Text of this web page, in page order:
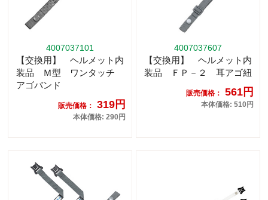
4007037101
【交換用】 ヘルメット内
装品 Ｍ型 ワンタッチ
アゴバンド
販売価格： 319円
本体価格: 290円
4007037607
【交換用】 ヘルメット内
装品 ＦＰ－２ 耳アゴ紐
販売価格： 561円
本体価格: 510円